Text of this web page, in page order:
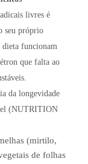
livres é
seu próprio
dieta funcionam
que falta ao
da longevidade
(NUTRITION
(mirtilo,
de folhas